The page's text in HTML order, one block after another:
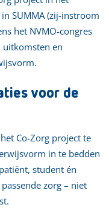
SUMMA (zij-instroom
het NVMO-congres
uitkomsten en
voor de
Co-Zorg project te
in te bedden
student én
zorg – niet